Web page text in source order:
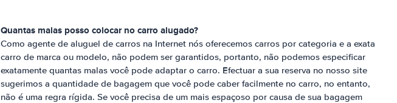
Quantas malas posso colocar no carro alugado?
Como agente de aluguel de carros na Internet nós oferecemos carros por categoria e a exata
carro de marca ou modelo, não podem ser garantidos, portanto, não podemos especificar
exatamente quantas malas você pode adaptar o carro. Efectuar a sua reserva no nosso site
sugerimos a quantidade de bagagem que você pode caber facilmente no carro, no entanto,
não é uma regra rígida. Se você precisa de um mais espaçoso por causa de sua bagagem